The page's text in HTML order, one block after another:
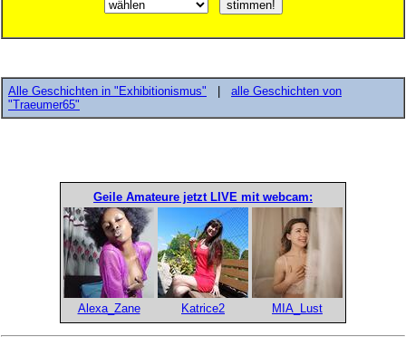
Alle Geschichten in "Exhibitionismus"
alle Geschichten von
"Traeumer65"
Geile Amateure jetzt LIVE mit webcam:
Alexa_Zane Katrice2 MIA_Lust